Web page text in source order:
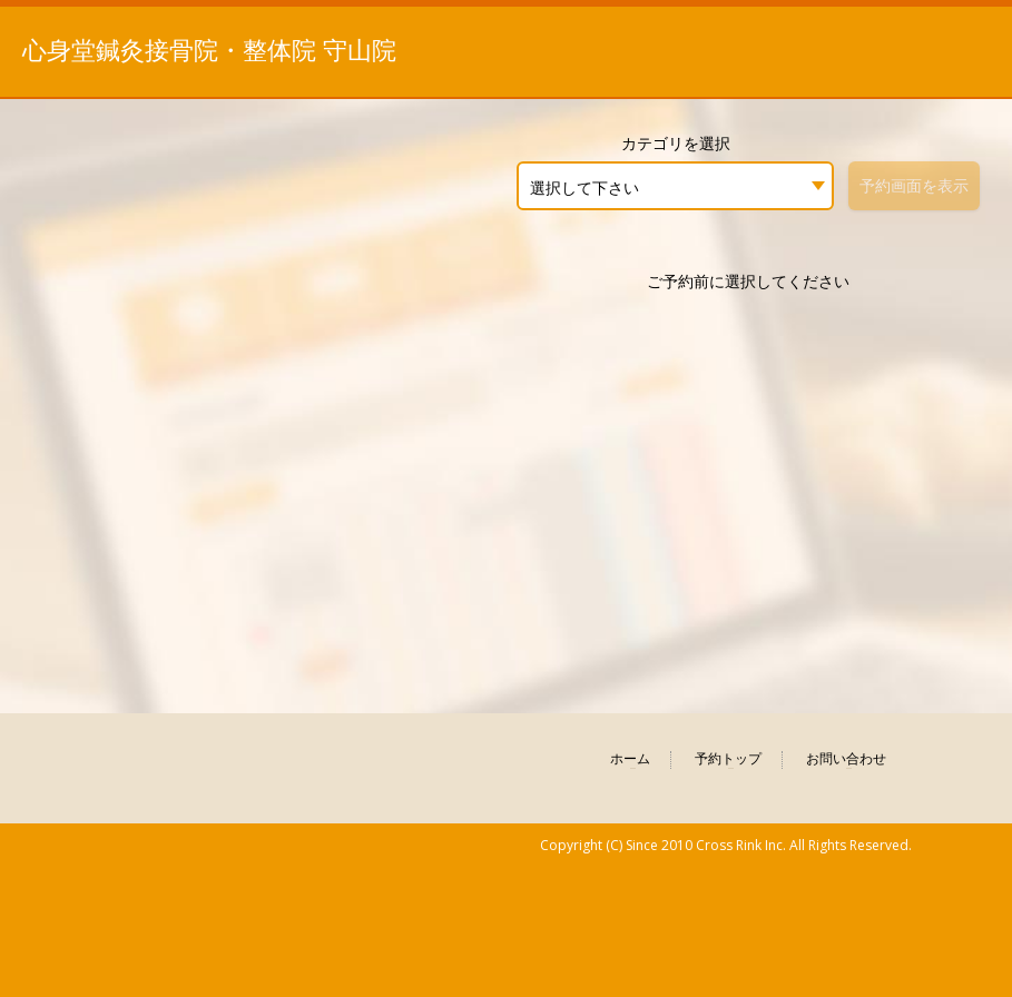
心身堂鍼灸接骨院・整体院 守山院
カテゴリを選択
選択して下さい 予約画面を表示
ご予約前に選択してください
ホーム 予約トップ お問い合わせ
Copyright (C) Since 2010 Cross Rink Inc. All Rights Reserved.